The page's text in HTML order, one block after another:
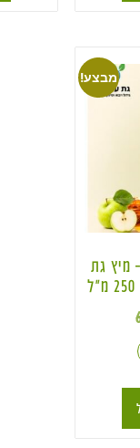
מבצע!
Glow Boost – מיץ גת